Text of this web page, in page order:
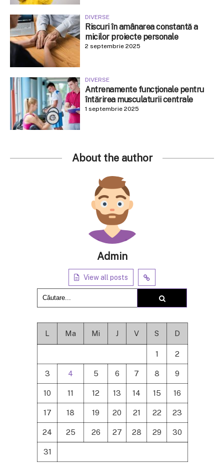
DIVERSE
Riscuri în amânarea constantă a
micilor proiecte personale
2 septembrie 2025
DIVERSE
Antrenamente funcționale pentru
întărirea musculaturii centrale
1 septembrie 2025
About the author
Admin
View all posts
L Ma Mi J V S D
1 2
3 4 5 6 7 8 9
10 11 12 13 14 15 16
17 18 19 20 21 22 23
24 25 26 27 28 29 30
31